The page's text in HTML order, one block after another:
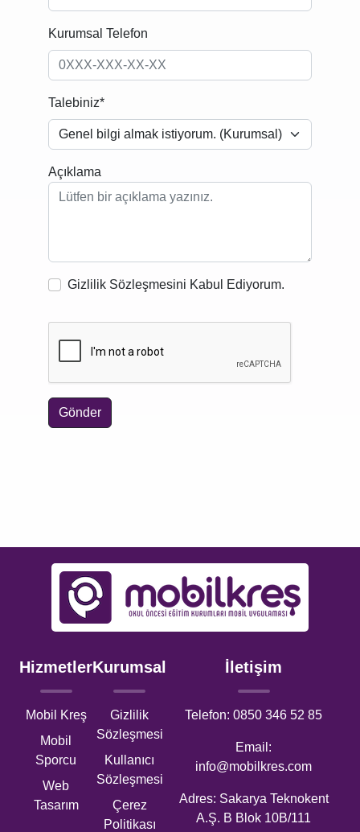
Kurumsal Telefon
Talebiniz*
Açıklama
Gizlilik Sözleşmesini Kabul Ediyorum.
Gönder
Hizmetler
Mobil Kreş
Mobil
Sporcu
Web
Tasarım
Kurumsal
Gizlilik
Sözleşmesi
Kullanıcı
Sözleşmesi
Çerez
Politikası
İletişim
Telefon: 0850 346 52 85
Email:
info@mobilkres.com
Adres: Sakarya Teknokent
A.Ş. B Blok 10B/111